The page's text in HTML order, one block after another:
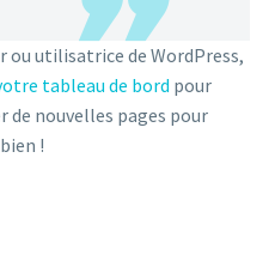
utilisatrice de WordPress,
tableau de bord pour
de nouvelles pages pour
!